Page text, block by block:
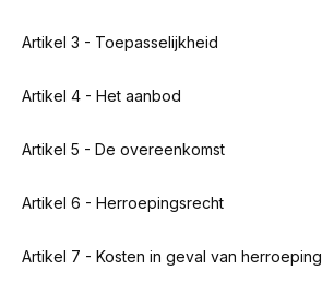
Artikel 3 - Toepasselijkheid
Artikel 4 - Het aanbod
Artikel 5 - De overeenkomst
Artikel 6 - Herroepingsrecht
Artikel 7 - Kosten in geval van herroeping